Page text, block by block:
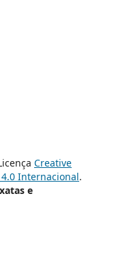
Creative
Internacional.
e